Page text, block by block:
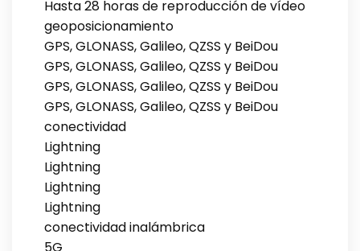
Hasta 28 horas de reproducción de vídeo
geoposicionamiento
GPS, GLONASS, Galileo, QZSS y BeiDou
GPS, GLONASS, Galileo, QZSS y BeiDou
GPS, GLONASS, Galileo, QZSS y BeiDou
GPS, GLONASS, Galileo, QZSS y BeiDou
conectividad
Lightning
Lightning
Lightning
Lightning
conectividad inalámbrica